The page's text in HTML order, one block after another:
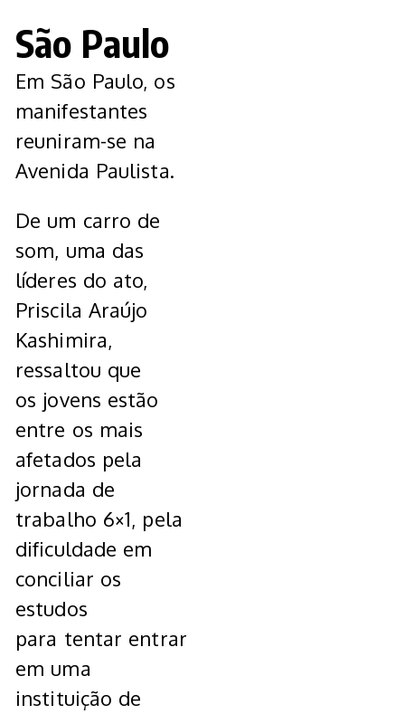
São Paulo
Em São Paulo, os
manifestantes
reuniram-se na
Avenida Paulista.
De um carro de
som, uma das
líderes do ato,
Priscila Araújo
Kashimira,
ressaltou que
os jovens estão
entre os mais
afetados pela
jornada de
trabalho 6×1, pela
dificuldade em
conciliar os
estudos
para tentar entrar
em uma
instituição de